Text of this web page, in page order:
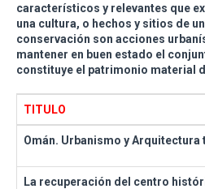
característicos y relevantes que
una cultura, o hechos y sitios de
conservación son acciones
mantener en buen estado el
constituye el patrimonio material
TITULO
Omán. Urbanismo y
La recuperación del centro